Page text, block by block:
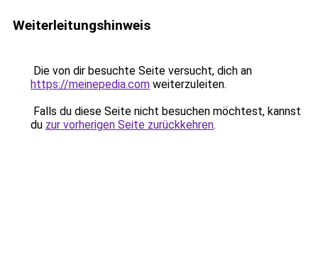
Weiterleitungshinweis
Die von dir besuchte Seite versucht, dich an
https://meinepedia.com weiterzuleiten.
Falls du diese Seite nicht besuchen möchtest, kannst
du zur vorherigen Seite zurückkehren.